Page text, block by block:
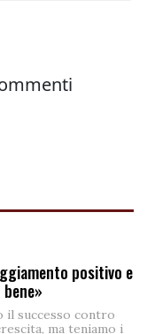
positivo e
il successo contro
ma teniamo i